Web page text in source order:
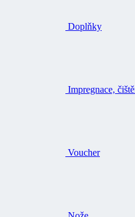
Doplňky
Impregnace,
Voucher